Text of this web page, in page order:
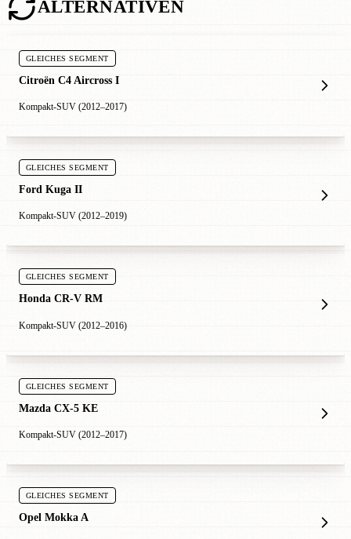
ALTERNATIVEN
GLEICHES SEGMENT
Citroën C4 Aircross I
Kompakt-SUV (2012–2017)
GLEICHES SEGMENT
Ford Kuga II
Kompakt-SUV (2012–2019)
GLEICHES SEGMENT
Honda CR-V RM
Kompakt-SUV (2012–2016)
GLEICHES SEGMENT
Mazda CX-5 KE
Kompakt-SUV (2012–2017)
GLEICHES SEGMENT
Opel Mokka A